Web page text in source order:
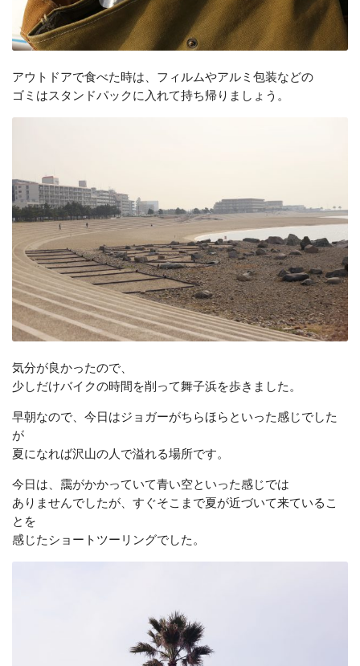
アウトドアで食べた時は、フィルムやアルミ包装などの
ゴミはスタンドパックに入れて持ち帰りましょう。
気分が良かったので、
少しだけバイクの時間を削って舞子浜を歩きました。
早朝なので、今日はジョガーがちらほらといった感じでした
が
夏になれば沢山の人で溢れる場所です。
今日は、靄がかかっていて青い空といった感じでは
ありませんでしたが、すぐそこまで夏が近づいて来ているこ
とを
感じたショートツーリングでした。